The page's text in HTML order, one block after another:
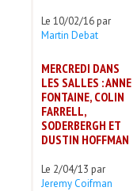
Le 10/02/16 par
Martin Debat
MERCREDI DANS
LES SALLES : ANNE
FONTAINE, COLIN
FARRELL,
SODERBERGH ET
DUSTIN HOFFMAN
Le 2/04/13 par
Jeremy Coifman